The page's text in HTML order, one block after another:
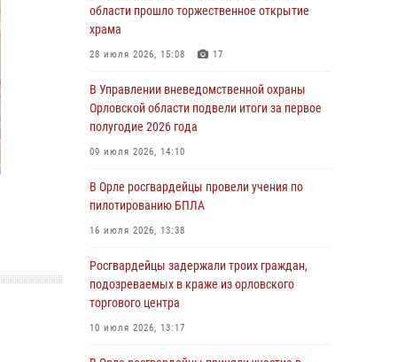
дня освобождения города Орла
05 августа 2026, 13:16
результатах работы за первое полугодие
05 августа 2026, 13:12
За месяц росгвардейцы задержали 15 лиц,
противоправных действий
04 августа 2026, 14:21
росгвардейцев
04 августа 2026, 14:06 2
За месяц росгвардейцы приняли от граждан
области прошло торжественное открытие
храма
28 июля 2026, 15:08 17
В Управлении вневедомственной охраны
Орловской области подвели итоги за первое
полугодие 2026 года
09 июля 2026, 14:10
В Орле росгвардейцы провели учения по
пилотированию БПЛА
16 июля 2026, 13:38
Росгвардейцы задержали троих граждан,
подозреваемых в краже из орловского
торгового центра
10 июля 2026, 13:17